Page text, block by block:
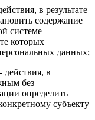
в результате
содержание
системе
которых
данных;
- действия, в
без
определить
субъекту